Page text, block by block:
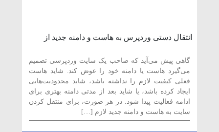
انتقال دستی وردپرس به هاست و دامنه جدید از
طریق cPanel
گاهی پیش می‌آید که صاحب یک سایت وردپرسی تصمیم
می‌گیرد هاست یا دامنه خود را عوض کند. شاید هاست
فعلی کیفیت لازم را نداشته باشد، شاید محدودیت‌هایی
ایجاد کرده باشد، یا شاید بعد از مدتی دامنه بهتری برای
ادامه فعالیت پیدا شود. در هر صورت، برای منتقل کردن
سایت به هاست و دامنه جدید لازم […]